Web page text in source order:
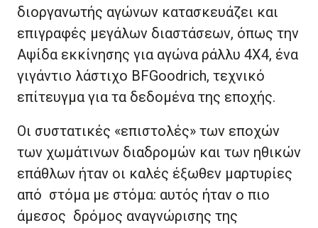
διοργανωτής αγώνων κατασκευάζει και
επιγραφές μεγάλων διαστάσεων, όπως την
Αψίδα εκκίνησης για αγώνα ράλλυ 4X4, ένα
γιγάντιο λάστιχο BFGoodrich, τεχνικό
επίτευγμα για τα δεδομένα της εποχής.
Οι συστατικές «επιστολές» των εποχών
των χωμάτινων διαδρομών και των ηθικών
επάθλων ήταν οι καλές έξωθεν μαρτυρίες
από στόμα με στόμα: αυτός ήταν ο πιο
άμεσος δρόμος αναγνώρισης της